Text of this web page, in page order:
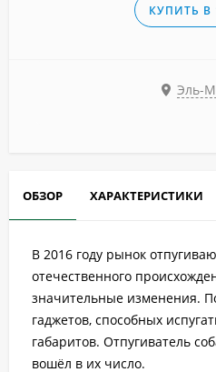
КУПИТЬ В
Эль-
ОБЗОР ХАРАКТЕРИСТИКИ
В 2016 году рынок
отечественного
значительные изменения.
гаджетов, способных
габаритов. Отпугиватель
вошёл в их число.